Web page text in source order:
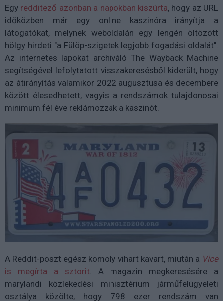
Egy redditező azonban a napokban kiszúrta, hogy az URL
időközben már egy online kaszinóra irányítja a
látogatókat, melynek weboldalán egy lengén öltözött
hölgy hirdeti "a Fülöp-szigetek legjobb fogadási oldalát".
Az internetes lapokat archiváló The Wayback Machine
segítségével lefolytatott visszakeresésből kiderült, hogy
az átirányítás valamikor 2022 augusztusa és decembere
között élesedhetett, vagyis a rendszámok tulajdonosai
minimum fél éve reklámozzák a kaszinót.
A Reddit-poszt egész komoly vihart kavart, miután a Vice
is megírta a sztorit . A magazin megkeresésére a
marylandi közlekedési minisztérium járműfelügyeleti
osztálya közölte, hogy 798 ezer rendszám van